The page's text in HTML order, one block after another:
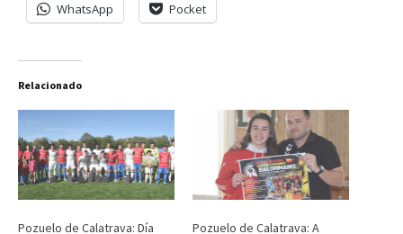
WhatsApp Pocket
Relacionado
Pozuelo de Calatrava: Día
Pozuelo de Calatrava: A